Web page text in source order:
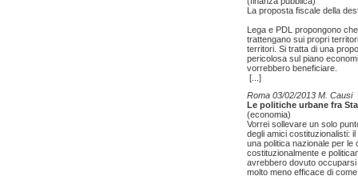
La proposta fiscale della
Lega e PDL propongono
trattengano sui propri
territori. Si tratta di una
pericolosa sul piano
vorrebbero beneficiare.
[...]
Roma 03/02/2013 M. Causi
Le politiche urbane fra
(economia)
Vorrei sollevare un solo
degli amici costituzionalisti:
una politica nazionale per le
costituzionalmente e
avrebbero dovuto occuparsi
molto meno efficace di